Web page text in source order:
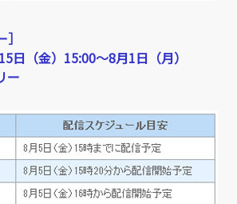
日（金）15:00～8月1日（月）
ー